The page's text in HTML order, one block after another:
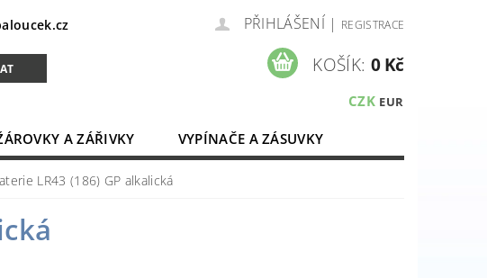
PŘIHLÁŠENÍ | REGISTRACE
CZK EUR
KOŠÍK: 0 Kč
A ZÁŘIVKY
VYPÍNAČE A ZÁSUVKY
LR43 (186) GP alkalická